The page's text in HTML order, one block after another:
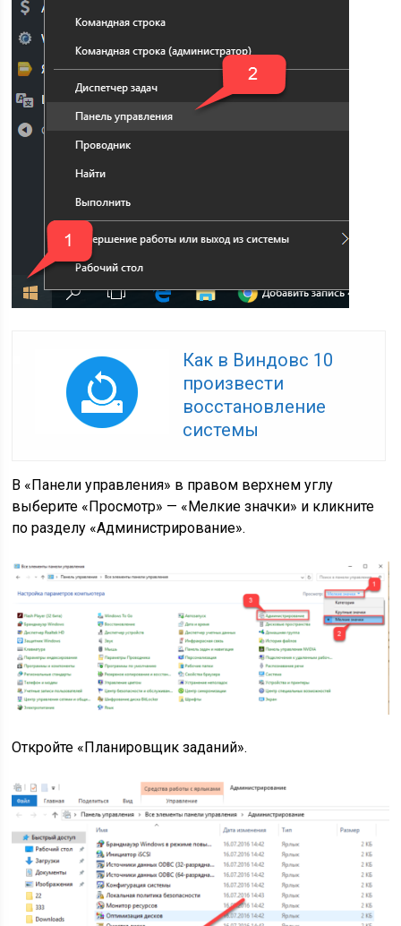
Как в Виндовс 10
произвести
восстановление
системы
В «Панели управления» в правом верхнем углу
выберите «Просмотр» — «Мелкие значки» и кликните
по разделу «Администрирование».
Откройте «Планировщик заданий».